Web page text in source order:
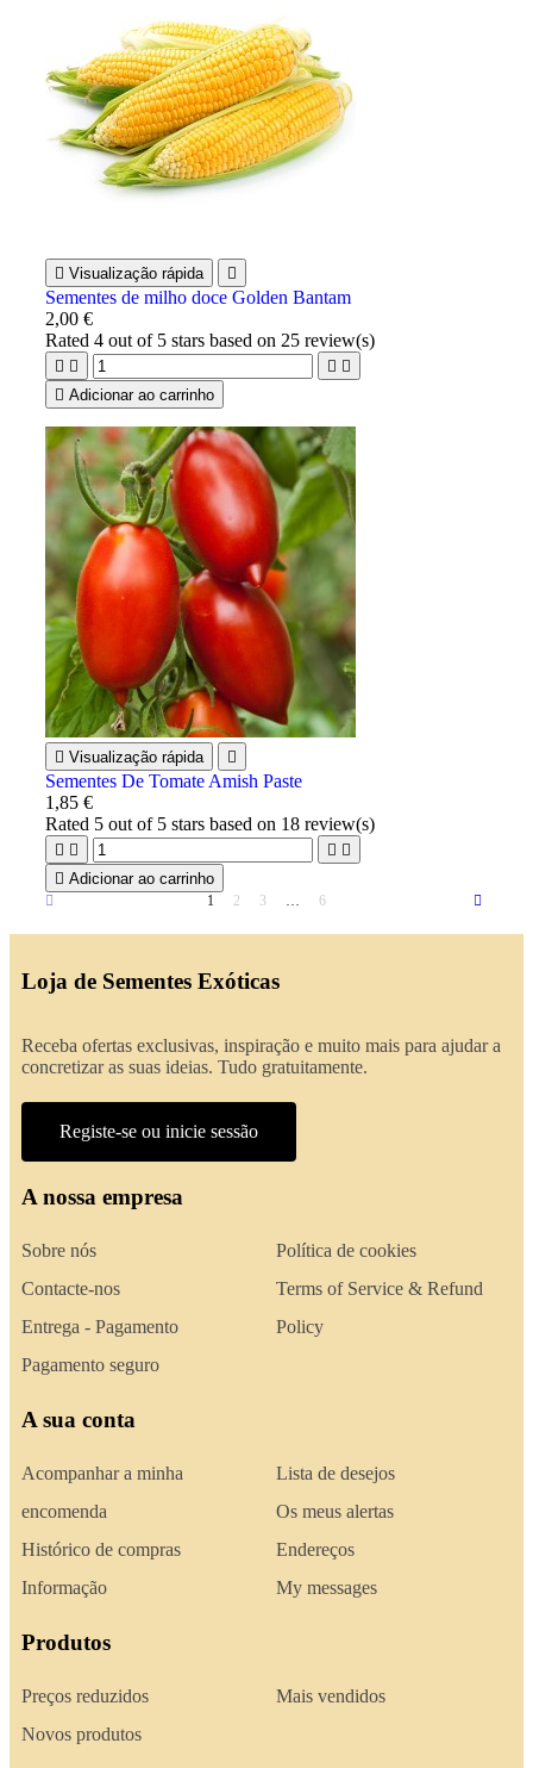
 Visualização rápida 
Sementes de milho doce Golden Bantam
2,00 €
Rated4 out of 5 stars based on 25 review(s)
   
 Adicionar ao carrinho
 Visualização rápida 
Sementes De Tomate Amish Paste
1,85 €
Rated 5 out of 5 stars based on 18 review(s)
   
 Adicionar ao carrinho
1 2 3 … 6
Loja de Sementes Exóticas
Receba ofertas exclusivas, inspiração e muito mais para ajudar a
concretizar as suas ideias. Tudo gratuitamente.
Registe-se ou inicie sessão
A nossa empresa
Sobre nós
Contacte-nos
Entrega - Pagamento
Pagamento seguro
Política de cookies
Terms of Service & Refund
Policy
A sua conta
Acompanhar a minha
encomenda
Histórico de compras
Informação
Lista de desejos
Os meus alertas
Endereços
My messages
Produtos
Preços reduzidos
Novos produtos
Mais vendidos